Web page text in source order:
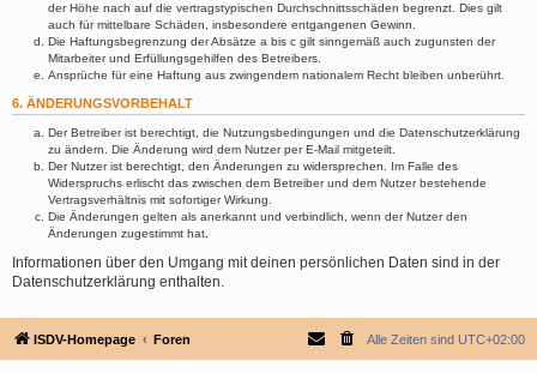
der Höhe nach auf die vertragstypischen Durchschnittsschäden begrenzt. Dies gilt
auch für mittelbare Schäden, insbesondere entgangenen Gewinn.
Die Haftungsbegrenzung der Absätze a bis c gilt sinngemäß auch zugunsten der
Mitarbeiter und Erfüllungsgehilfen des Betreibers.
Ansprüche für eine Haftung aus zwingendem nationalem Recht bleiben unberührt.
6. ÄNDERUNGSVORBEHALT
Der Betreiber ist berechtigt, die Nutzungsbedingungen und die Datenschutzerklärung
zu ändern. Die Änderung wird dem Nutzer per E-Mail mitgeteilt.
Der Nutzer ist berechtigt, den Änderungen zu widersprechen. Im Falle des
Widerspruchs erlischt das zwischen dem Betreiber und dem Nutzer bestehende
Vertragsverhältnis mit sofortiger Wirkung.
Die Änderungen gelten als anerkannt und verbindlich, wenn der Nutzer den
Änderungen zugestimmt hat.
Informationen über den Umgang mit deinen persönlichen Daten sind in der
Datenschutzerklärung enthalten.
ISDV-Homepage Foren Alle Zeiten sind UTC+02:00